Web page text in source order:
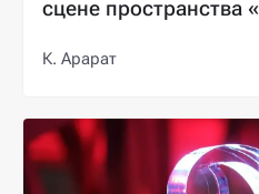
сцене пространства
К. Арарат